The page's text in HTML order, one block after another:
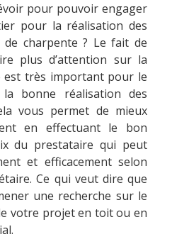
pour pouvoir engager
pour la réalisation des
charpente ? Le fait de
plus d’attention sur la
est très important pour le
bonne réalisation des
vous permet de mieux
en effectuant le bon
du prestataire qui peut
et efficacement selon
Ce qui veut dire que
une recherche sur le
votre projet en toit ou en